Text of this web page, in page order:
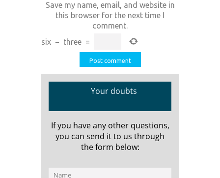
Save my name, email, and website in
this browser for the next time I
comment.
six − three =
Your doubts
If you have any other questions,
you can send it to us through
the form below: